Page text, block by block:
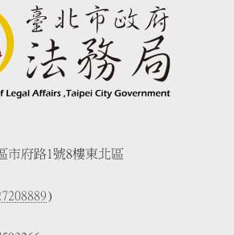
市府路1號8樓東北區
)